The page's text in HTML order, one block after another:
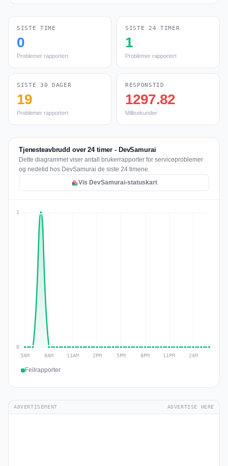
SISTE TIME
0
Problemer rapportert
SISTE 24 TIMER
1
Problemer rapportert
SISTE 30 DAGER
19
Problemer rapportert
RESPONSTID
1297.82
Millisekunder
Tjenesteavbrudd over 24 timer - DevSamurai
Dette diagrammet viser antall brukerrapporter for serviceproblemer
og nedetid hos DevSamurai de siste 24 timene.
Vis DevSamurai-statuskart
Feilrapporter
ADVERTISEMENT ADVERTISE HERE